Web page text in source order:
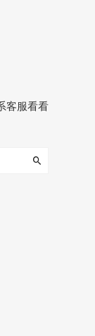
客服看看